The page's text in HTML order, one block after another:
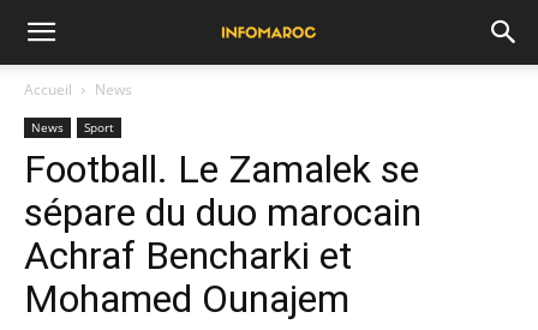
Accueil News
News Sport
Football. Le Zamalek se
sépare du duo marocain
Achraf Bencharki et
Mohamed Ounajem